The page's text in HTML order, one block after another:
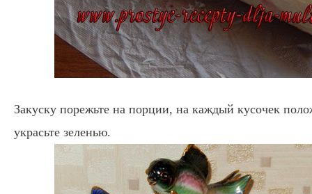
Закуску порежьте на порции, на каждый кусочек
украсьте зеленью.